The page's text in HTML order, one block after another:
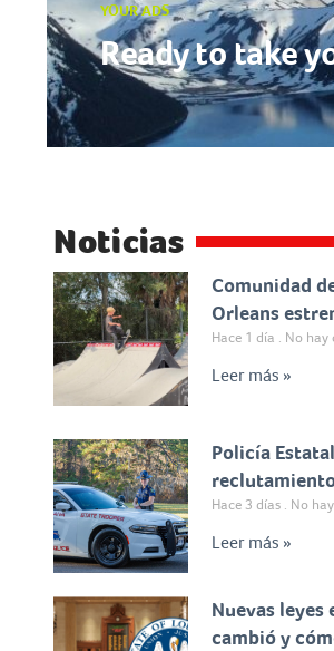
YOUR ADS
Ready to take
Noticias
Comunidad
Orleans
Hace 1 día No hay
Leer más »
Policía
Hace 3 días No
Leer más »
Nuevas leyes
cambió y